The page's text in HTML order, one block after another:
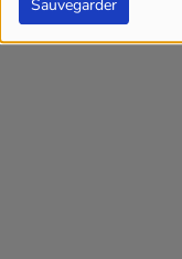
Sauvegarder